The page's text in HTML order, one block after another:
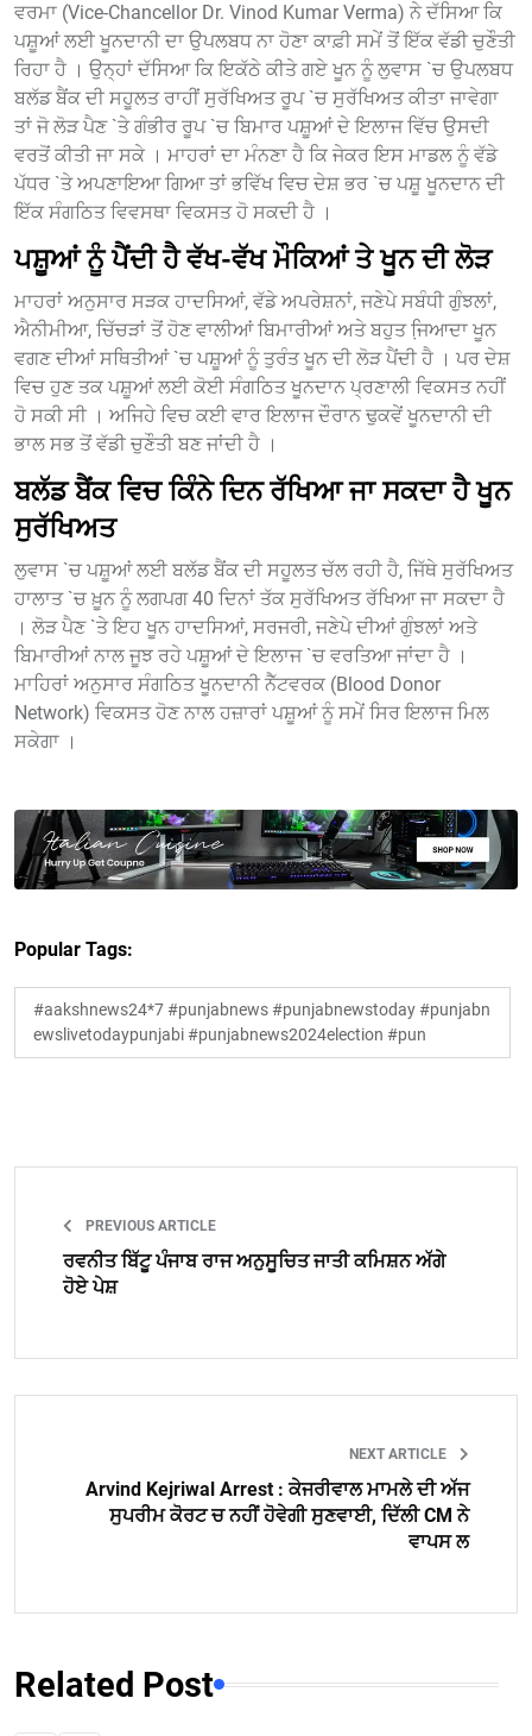
ਵਰਮਾ (Vice-Chancellor Dr. Vinod Kumar Verma) ਨੇ ਦੱਸਿਆ ਕਿ
ਪਸ਼ੂਆਂ ਲਈ ਖੂਨਦਾਨੀ ਦਾ ਉਪਲਬਧ ਨਾ ਹੋਣਾ ਕਾਫ਼ੀ ਸਮੇਂ ਤੋਂ ਇੱਕ ਵੱਡੀ ਚੁਣੌਤੀ
ਰਿਹਾ ਹੈ । ਉਨ੍ਹਾਂ ਦੱਸਿਆ ਕਿ ਇਕੱਠੇ ਕੀਤੇ ਗਏ ਖੂਨ ਨੂੰ ਲੁਵਾਸ `ਚ ਉਪਲਬਧ
ਬਲੱਡ ਬੈਂਕ ਦੀ ਸਹੂਲਤ ਰਾਹੀਂ ਸੁਰੱਖਿਅਤ ਰੂਪ `ਚ ਸੁਰੱਖਿਅਤ ਕੀਤਾ ਜਾਵੇਗਾ
ਤਾਂ ਜੋ ਲੋੜ ਪੈਣ `ਤੇ ਗੰਭੀਰ ਰੂਪ `ਚ ਬਿਮਾਰ ਪਸ਼ੂਆਂ ਦੇ ਇਲਾਜ ਵਿੱਚ ਉਸਦੀ
ਵਰਤੋਂ ਕੀਤੀ ਜਾ ਸਕੇ । ਮਾਹਰਾਂ ਦਾ ਮੰਨਣਾ ਹੈ ਕਿ ਜੇਕਰ ਇਸ ਮਾਡਲ ਨੂੰ ਵੱਡੇ
ਪੱਧਰ `ਤੇ ਅਪਣਾਇਆ ਗਿਆ ਤਾਂ ਭਵਿੱਖ ਵਿਚ ਦੇਸ਼ ਭਰ `ਚ ਪਸ਼ੂ ਖੂਨਦਾਨ ਦੀ
ਇੱਕ ਸੰਗਠਿਤ ਵਿਵਸਥਾ ਵਿਕਸਤ ਹੋ ਸਕਦੀ ਹੈ ।
ਪਸ਼ੂਆਂ ਨੂੰ ਪੈਂਦੀ ਹੈ ਵੱਖ-ਵੱਖ ਮੌਕਿਆਂ ਤੇ ਖੂਨ ਦੀ ਲੋੜ
ਮਾਹਰਾਂ ਅਨੁਸਾਰ ਸੜਕ ਹਾਦਸਿਆਂ, ਵੱਡੇ ਅਪਰੇਸ਼ਨਾਂ, ਜਣੇਪੇ ਸਬੰਧੀ ਗੁੰਝਲਾਂ,
ਐਨੀਮੀਆ, ਚਿੱਚੜਾਂ ਤੋਂ ਹੋਣ ਵਾਲੀਆਂ ਬਿਮਾਰੀਆਂ ਅਤੇ ਬਹੁਤ ਜਿ਼ਆਦਾ ਖੂਨ
ਵਗਣ ਦੀਆਂ ਸਥਿਤੀਆਂ `ਚ ਪਸ਼ੂਆਂ ਨੂੰ ਤੁਰੰਤ ਖੂਨ ਦੀ ਲੋੜ ਪੈਂਦੀ ਹੈ । ਪਰ ਦੇਸ਼
ਵਿਚ ਹੁਣ ਤਕ ਪਸ਼ੂਆਂ ਲਈ ਕੋਈ ਸੰਗਠਿਤ ਖੂਨਦਾਨ ਪ੍ਰਣਾਲੀ ਵਿਕਸਤ ਨਹੀਂ
ਹੋ ਸਕੀ ਸੀ । ਅਜਿਹੇ ਵਿਚ ਕਈ ਵਾਰ ਇਲਾਜ ਦੌਰਾਨ ਢੁਕਵੇਂ ਖੂਨਦਾਨੀ ਦੀ
ਭਾਲ ਸਭ ਤੋਂ ਵੱਡੀ ਚੁਣੌਤੀ ਬਣ ਜਾਂਦੀ ਹੈ ।
ਬਲੱਡ ਬੈਂਕ ਵਿਚ ਕਿੰਨੇ ਦਿਨ ਰੱਖਿਆ ਜਾ ਸਕਦਾ ਹੈ ਖੂਨ
ਸੁਰੱਖਿਅਤ
ਲੁਵਾਸ `ਚ ਪਸ਼ੂਆਂ ਲਈ ਬਲੱਡ ਬੈਂਕ ਦੀ ਸਹੂਲਤ ਚੱਲ ਰਹੀ ਹੈ, ਜਿੱਥੇ ਸੁਰੱਖਿਅਤ
ਹਾਲਾਤ `ਚ ਖ਼ੂਨ ਨੂੰ ਲਗਪਗ 40 ਦਿਨਾਂ ਤੱਕ ਸੁਰੱਖਿਅਤ ਰੱਖਿਆ ਜਾ ਸਕਦਾ ਹੈ
। ਲੋੜ ਪੈਣ `ਤੇ ਇਹ ਖੂਨ ਹਾਦਸਿਆਂ, ਸਰਜਰੀ, ਜਣੇਪੇ ਦੀਆਂ ਗੁੰਝਲਾਂ ਅਤੇ
ਬਿਮਾਰੀਆਂ ਨਾਲ ਜੂਝ ਰਹੇ ਪਸ਼ੂਆਂ ਦੇ ਇਲਾਜ `ਚ ਵਰਤਿਆ ਜਾਂਦਾ ਹੈ ।
ਮਾਹਿਰਾਂ ਅਨੁਸਾਰ ਸੰਗਠਿਤ ਖੂਨਦਾਨੀ ਨੈੱਟਵਰਕ (Blood Donor
Network) ਵਿਕਸਤ ਹੋਣ ਨਾਲ ਹਜ਼ਾਰਾਂ ਪਸ਼ੂਆਂ ਨੂੰ ਸਮੇਂ ਸਿਰ ਇਲਾਜ ਮਿਲ
ਸਕੇਗਾ ।
Popular Tags:
#aakshnews24*7 #punjabnews #punjabnewstoday #punjabn
ewslivetodaypunjabi #punjabnews2024election #pun
PREVIOUS ARTICLE
ਰਵਨੀਤ ਬਿੱਟੂ ਪੰਜਾਬ ਰਾਜ ਅਨੁਸੂਚਿਤ ਜਾਤੀ ਕਮਿਸ਼ਨ ਅੱਗੇ
ਹੋਏ ਪੇਸ਼
NEXT ARTICLE
Arvind Kejriwal Arrest : ਕੇਜਰੀਵਾਲ ਮਾਮਲੇ ਦੀ ਅੱਜ
ਸੁਪਰੀਮ ਕੋਰਟ ਚ ਨਹੀਂ ਹੋਵੇਗੀ ਸੁਣਵਾਈ, ਦਿੱਲੀ CM ਨੇ
ਵਾਪਸ ਲ
Related Post